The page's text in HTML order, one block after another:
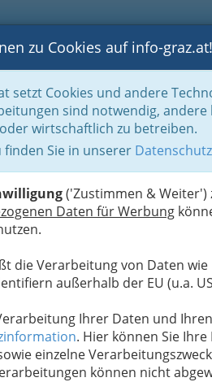
BLOGS FOTOS G
zu Cookies auf info-graz.at!
setzt Cookies und andere
sind notwendig, andere
wirtschaftlich zu betreiben.
finden Sie in unserer
('Zustimmen & Weiter')
Daten für Werbung
die Verarbeitung von Daten wie
außerhalb der EU (u.a.
Ihrer Daten und
. Hier können Sie
einzelne
können nicht
Jahres
alt und die meisten
trotzdem noch einmal einen